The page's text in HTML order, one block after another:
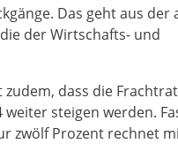
Das geht aus der
der Wirtschafts- und
dass die
steigen werden.
zwölf Prozent rechnet